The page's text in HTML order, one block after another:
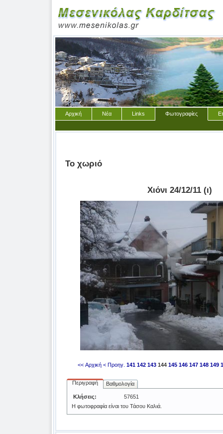
Αρχική Νέα Links Φωτογραφίες
Το χωριό
Χιόνι 24/12/11 (ι)
<< Αρχική < Προηγ. 141 142 143 144 145 146 147 148 149
Περιγραφή Βαθμολογία
Κλήσεις:
57651
Η φωτοφραφία είναι του Τάσου Καλιά.